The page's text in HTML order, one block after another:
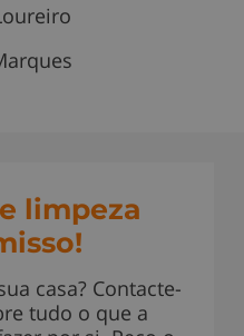
limpeza
casa? Contacte-
tudo o que a